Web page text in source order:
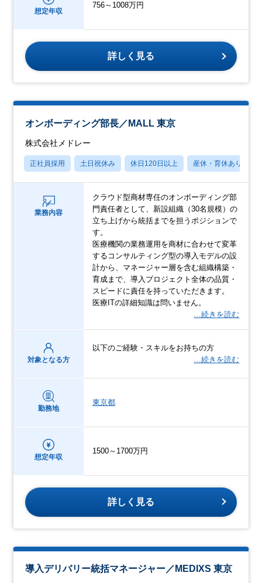
想定年収
756～1008万円
詳しく見る
オンボーディング部長／MALL 東京
株式会社メドレー
正社員採用 土日祝休み 休日120日以上 産休・育休あり
業務内容
クラウド型商材専任のオンボーディング部
門責任者として、新設組織（30名規模）の
立ち上げから統括までを担うポジションで
す。
医療機関の業務運用を商材に合わせて変革
するコンサルティング型の導入モデルの設
計から、マネージャー層を含む組織構築・
育成まで、導入プロジェクト全体の品質・
スピードに責任を持っていただきます。
医療ITの詳細知識は問いません。
…続きを読む
対象となる方
以下のご経験・スキルをお持ちの方
…続きを読む
勤務地
東京都
想定年収
1500～1700万円
詳しく見る
導入デリバリー統括マネージャー／MEDIXS 東京